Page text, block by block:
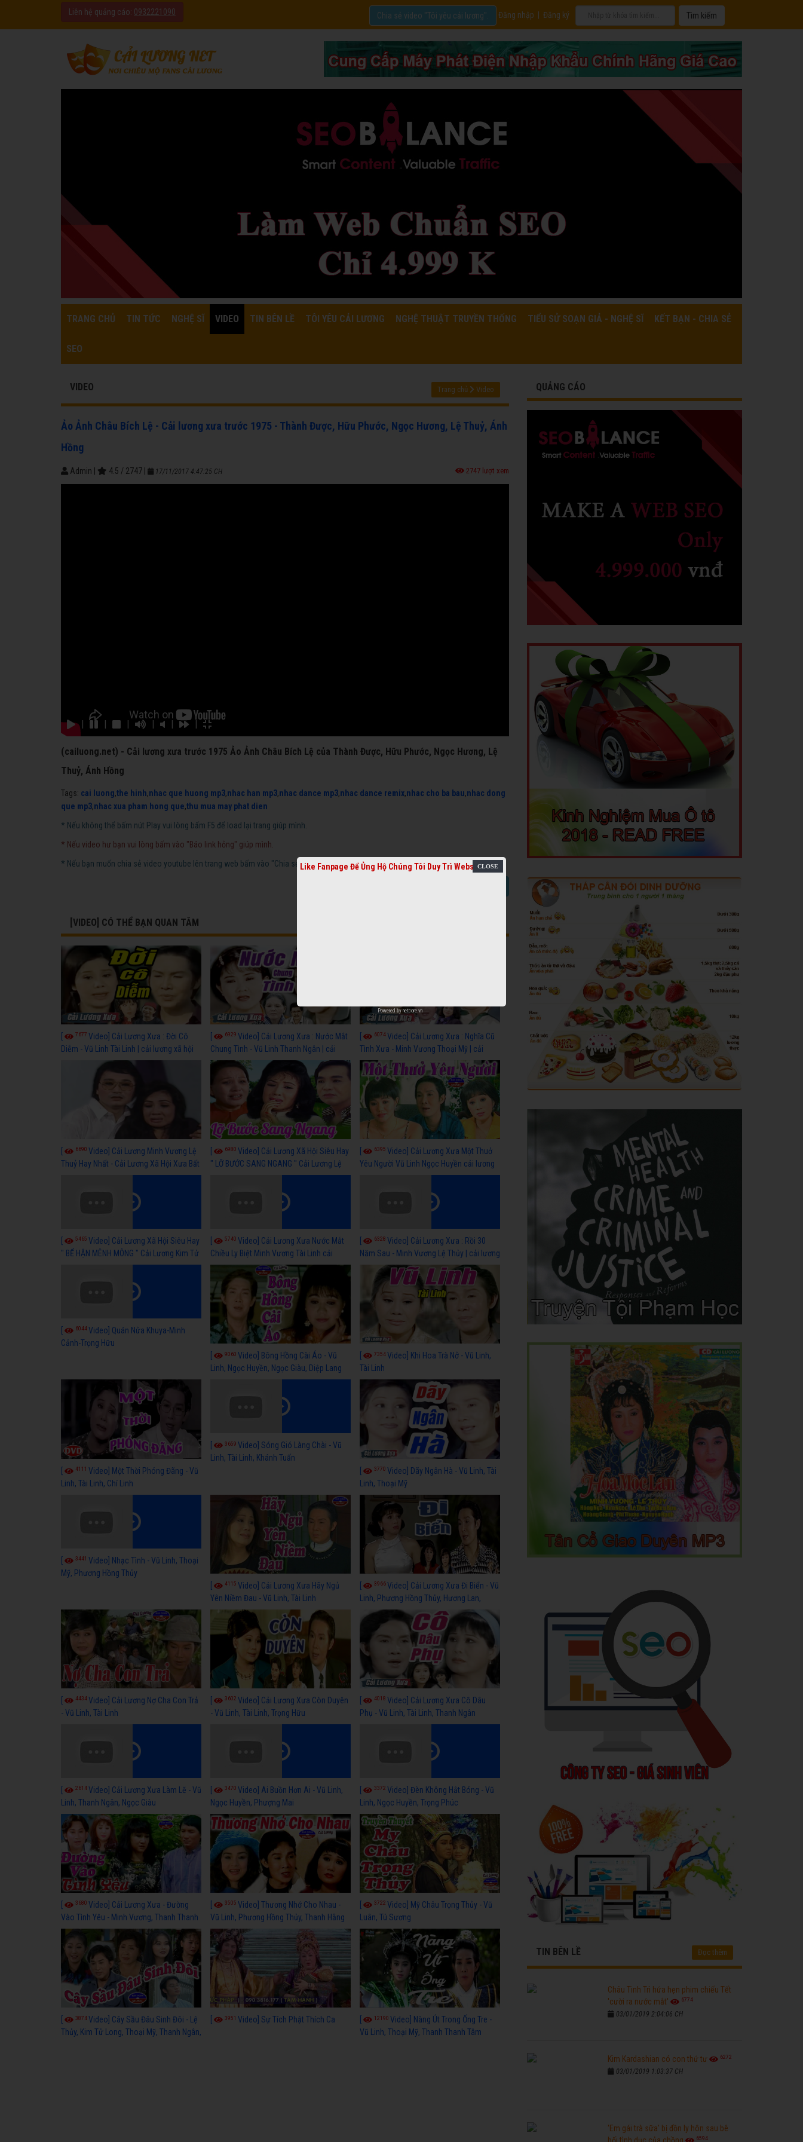
Liên hệ quảng cáo: 0932221090 Đăng nhập Đăng ký
Chia sẻ video "Tôi yêu cải lương".
TRANG CHỦ TIN TỨC NGHỆ SĨ VIDEO TIN BÊN LỀ TÔI YÊU CẢI LƯƠNG NGHỆ THUẬT TRUYỀN THỐNG TIỂU SỬ SOẠN GIẢ - NGHỆ SĨ KẾT BẠN - CHIA SẺ
SEO
VIDEO Trang chủ Video
Ảo Ảnh Châu Bích Lệ - Cải lương xưa trước 1975 - Thành Được, Hữu Phước, Ngọc Hương, Lệ Thuỷ, Ánh
Hồng
Admin 4.5 / 2747 17/11/2017 4:47:25 CH 2747 lượt xem
| | | | | |
(cailuong.net) - Cải lương xưa trước 1975 Ảo Ảnh Châu Bích Lệ của Thành Được, Hữu Phước, Ngọc Hương, Lệ
Thuỷ, Ánh Hồng
Tags: cai luong,the hinh,nhac que huong mp3,nhac han mp3,nhac dance mp3,nhac dance remix,nhac cho ba bau,nhac dong
que mp3,nhac xua pham hong que,thu mua may phat dien
* Nếu không thể bấm nút Play vui lòng bấm F5 để load lại trang giúp mình.
* Nếu video hư bạn vui lòng bấm vào "Báo link hỏng" giúp mình.
* Nếu bạn muốn chia sẻ video youtube lên trang web bấm vào "Chia sẻ video cải lương".
[VIDEO] CÓ THỂ BẠN QUAN TÂM
7677 Video] Cải Lương Xưa : Đời Cô
Diễm - Vũ Linh Tài Linh | cải lương xã hội
6929 Video] Cải Lương Xưa : Nước Mắt
Chung Tình - Vũ Linh Thanh Ngân | cải
lương xã hội hay nhất
6074Video] Cải Lương Xưa : Nghĩa Cũ
Tình Xưa - Minh Vương Thoại Mỹ | cải
lương xã hội hay nhất
6690 Video] Cải Lương Minh Vương Lệ
Thuỷ Hay Nhất - Cải Lương Xã Hội Xưa Bất
6980 Video] Cải Lương Xã Hội Siêu Hay
" LỠ BƯỚC SANG NGANG " Cải Lương Lệ
Thuỷ, Thanh Tuấn, Hồng Nga
6395 Video] Cải Lương Xưa Một Thuở
Yêu Người Vũ Linh Ngọc Huyền cải lương
5465 Video] Cải Lương Xã Hội Siêu Hay
" BỂ HẬN MÊNH MÔNG " Cải Lương Kim Tử
Long, Thanh Ngân Hay Nhất
5740 Video] Cải Lương Xưa Nước Mắt
Chiều Ly Biệt Minh Vương Tài Linh cải
lương xã hội hay nhất
6328 Video] Cải Lương Xưa : Rồi 30
Năm Sau - Minh Vương Lệ Thủy | cải lương
xã hội hay nhất
6044Video] Quán Nửa Khuya-Minh
Cảnh-Trọng Hữu
9060 Video] Bông Hồng Cài Áo - Vũ
Linh, Ngọc Huyền, Ngọc Giàu, Diệp Lang
7354Video] Khi Hoa Trà Nở - Vũ Linh,
Tài Linh
4111 Video] Một Thời Phóng Đãng - Vũ
Linh, Tài Linh, Chí Linh
3659 Video] Sóng Gió Làng Chài - Vũ
Linh, Tài Linh, Khánh Tuấn
3770 Video] Dãy Ngân Hà - Vũ Linh, Tài
Linh, Thoại Mỹ
3441 Video] Nhạc Tình - Vũ Linh, Thoại
Mỹ, Phương Hồng Thủy
4115 Video] Cải Lương Xưa Hãy Ngủ
Yên Niềm Đau - Vũ Linh, Tài Linh
3966Video] Cải Lương Xưa Đi Biển - Vũ
Linh, Phương Hồng Thủy, Hương Lan,
Thanh Hằng
4434Video] Cải Lương Nợ Cha Con Trả
- Vũ Linh, Tài Linh
3602 Video] Cải Lương Xưa Còn Duyên
- Vũ Linh, Tài Linh, Trọng Hữu
4018 Video] Cải Lương Xưa Cô Dâu
Phụ - Vũ Linh, Tài Linh, Thanh Ngân
2614Video] Cải Lương Xưa Làm Lẽ - Vũ
Linh, Thanh Ngân, Ngọc Giàu
3470 Video] Ai Buồn Hơn Ai - Vũ Linh,
Ngọc Huyền, Phượng Mai
3372 Video] Đèn Không Hắt Bóng - Vũ
Linh, Ngọc Huyền, Trọng Phúc
3680 Video] Cải Lương Xưa - Đường
Vào Tình Yêu - Minh Vương, Thanh Thanh
Tâm, Kim Tử Long, Thoại Mỹ, Thanh Ngân
3505 Video] Thương Nhớ Cho Nhau -
Vũ Linh, Phương Hồng Thủy, Thanh Hằng
3722 Video] Mỹ Châu Trọng Thủy - Vũ
Luân, Tú Sương
3874Video] Cây Sầu Đâu Sinh Đôi - Lệ
Thủy, Kim Tử Long, Thoại Mỹ, Thanh Ngân,
3951 Video] Sự Tích Phật Thích Ca 12190 Video] Nàng Út Trong Ống Tre -
Vũ Linh, Thoại Mỹ, Thanh Thanh Tâm
QUẢNG CÁO
TIN BÊN LỀ Đọc thêm
Châu Tinh Trì hứa hẹn phim chiếu Tết
'cười ra nước mắt'
6774
03/01/2019 2:04:06 CH
Kim Kardashian có con thứ tư 6272
03/01/2019 1:03:37 CH
'Em gái trà sữa' bị đồn ly hôn sau bê
6594
Like Fanpage Để Ủng Hộ Chúng Tôi Duy Trì Website
Powered by netcore.vn